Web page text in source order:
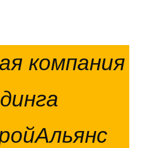
компания